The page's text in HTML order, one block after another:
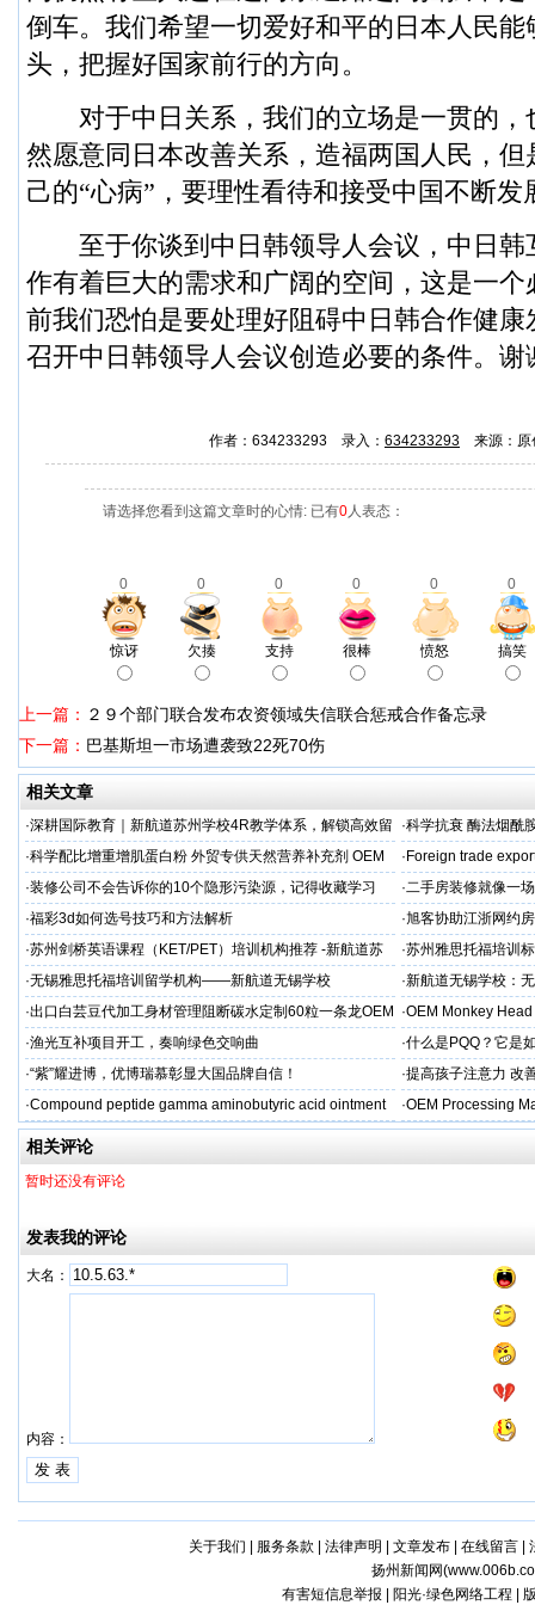
倒车。我们希望一切爱好和平的日本人民
头，把握好国家前行的方向。
对于中日关系，我们的立场是一贯的，
然愿意同日本改善关系，造福两国人民，
己的“心病”，要理性看待和接受中国不断发
至于你谈到中日韩领导人会议，中日韩
作有着巨大的需求和广阔的空间，这是一
前我们恐怕是要处理好阻碍中日韩合作健
召开中日韩领导人会议创造必要的条件。谢
作者：634233293 录入： 634233293 来源：
请选择您看到这篇文章时的心情: 已有0人表态：
0 0 0 0 0 0
惊讶 欠揍 支持 很棒 愤怒 搞笑
上一篇： ２９个部门联合发布农资领域失信联合惩戒合作备忘录
下一篇： 巴基斯坦一市场遭袭致22死70伤
相关文章
·深耕国际教育｜新航道苏州学校4R教学体系，解锁高效留
学备考之路
·科学抗衰 酶法烟酰
M/ODM定制
·科学配比增重增肌蛋白粉 外贸专供天然营养补充剂 OEM
源头定制
· Foreign trade
·装修公司不会告诉你的10个隐形污染源，记得收藏学习 ·二手房装修就像一
糟心！看完这篇再开
·福彩3d如何选号技巧和方法解析 ·旭客协助江浙网约
标杆
·苏州剑桥英语课程（KET/PET）培训机构推荐 -新航道苏
州学校
·苏州雅思托福培训
率领先
·无锡雅思托福培训留学机构——新航道无锡学校 ·新航道无锡学校：
·出口白芸豆代加工身材管理阻断碳水定制60粒一条龙OEM
贴牌
·OEM Monkey
aps
·渔光互补项目开工，奏响绿色交响曲 ·什么是PQQ？它是
·“紫”耀进博，优博瑞慕彰显大国品牌自信！ ·提高孩子注意力 改
·Compound peptide gamma aminobutyric acid ointment ·OEM Processing
相关评论
暂时还没有评论
发表我的评论
大名：
内容：
关于我们 服务条款 法律声明 文章发布| 在线留言|
扬州新闻网(
有害短信息举报 | 阳光·绿色网络工程 |